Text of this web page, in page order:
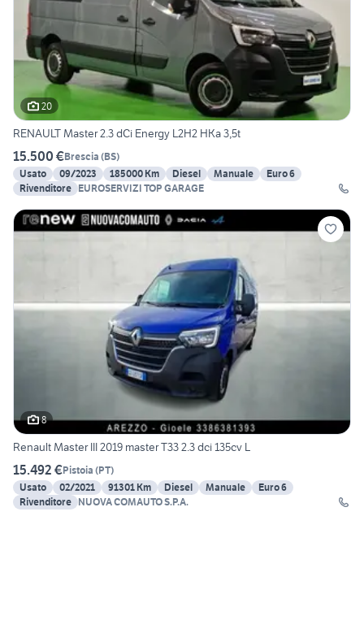
20
RENAULT Master 2.3 dCi Energy L2H2 HKa 3,5t
15.500 €Brescia (BS)
Usato
09/2023 185000 Km Diesel Manuale
Euro 6
Rivenditore EUROSERVIZI TOP GARAGE
8
Renault Master III 2019 master T33 2.3 dci 135cv L
15.492 €Pistoia (PT)
Usato
02/2021 91301 Km Diesel Manuale
Euro 6
Rivenditore NUOVA COMAUTO S.P.A.